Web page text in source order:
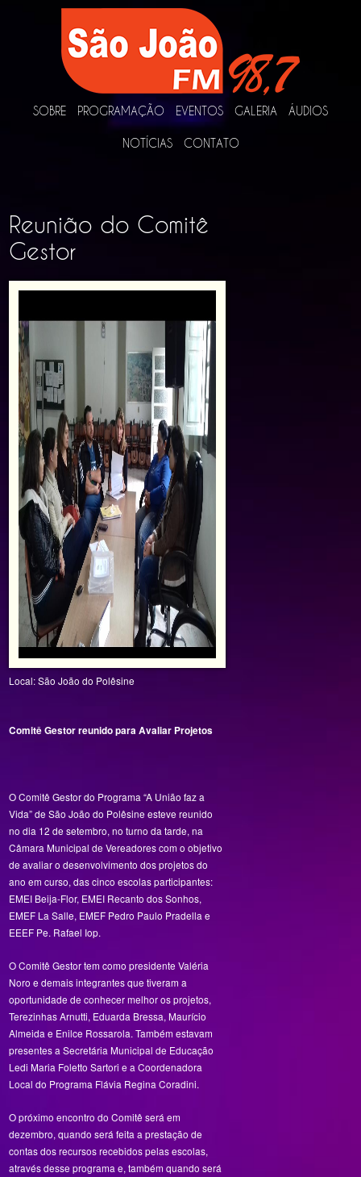
SOBRE PROGRAMAÇÃO EVENTOS GALERIA ÁUDIOS
NOTÍCIAS CONTATO
Reunião do Comitê
Gestor
Local: São João do Polêsine
ComitêGestorreunidopara AvaliarProjetos
O Comitê Gestor do Programa “A União faz a
Vida” de São João do Polêsine esteve reunido
no dia 12 de setembro, no turno da tarde, na
Câmara Municipal de Vereadores com o objetivo
de avaliar o desenvolvimento dos projetos do
ano em curso, das cinco escolas participantes:
EMEI Beija-Flor, EMEI Recanto dos Sonhos,
EMEF La Salle, EMEF Pedro Paulo Pradella e
EEEF Pe. Rafael Iop.
O Comitê Gestor tem como presidente Valéria
Noro e demais integrantes que tiveram a
oportunidade de conhecer melhor os projetos,
Terezinhas Arnutti, Eduarda Bressa, Maurício
Almeida e Enilce Rossarola. Também estavam
presentes a Secretária Municipal de Educação
Ledi Maria Foletto Sartori e a Coordenadora
Local do Programa Flávia Regina Coradini.
O próximo encontro do Comitê será em
dezembro, quando será feita a prestação de
contas dos recursos recebidos pelas escolas,
através desse programa e, também quando será